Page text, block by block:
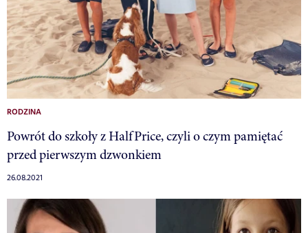
RODZINA
Powrót do szkoły z HalfPrice, czyli o czym pamiętać
przed pierwszym dzwonkiem
26.08.2021